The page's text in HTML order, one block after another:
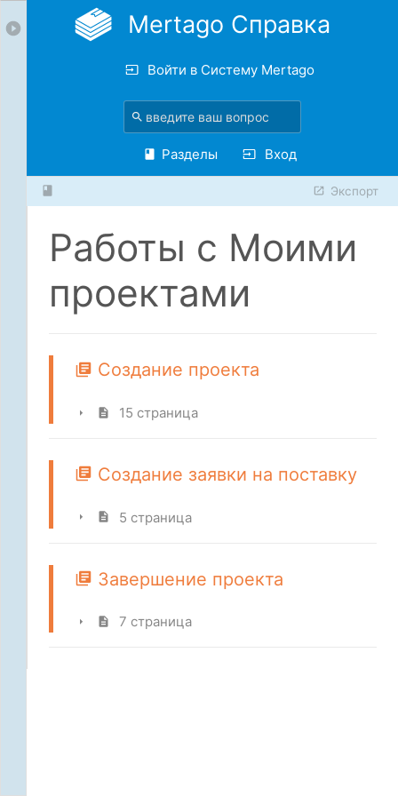
Mertago Справка
Войти в Систему Mertago
Разделы Вход
Экспорт
Работы с Моими
проектами
Создание проекта
15 страница
Создание заявки на поставку
5 страница
Завершение проекта
7 страница